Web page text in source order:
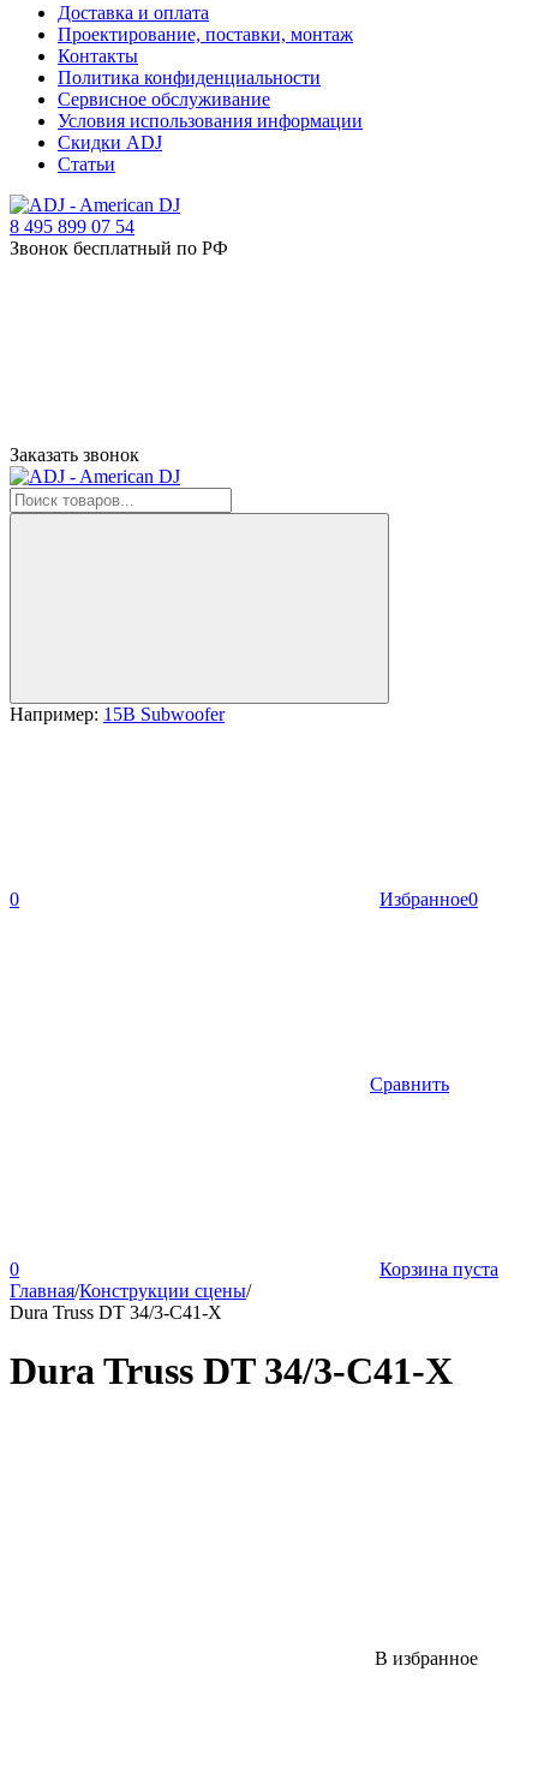
Доставка и оплата
Проектирование, поставки, монтаж
Контакты
Политика конфиденциальности
Сервисное обслуживание
Условия использования информации
Скидки ADJ
Статьи
8 495 899 07 54
Звонок бесплатный по РФ
Заказать звонок
Например: 15B Subwoofer
0 Избранное0
Сравнить
0
Корзина пуста
Главная/Конструкции сцены/
Dura Truss DT 34/3-C41-X
Dura Truss DT 34/3-C41-X
В избранное